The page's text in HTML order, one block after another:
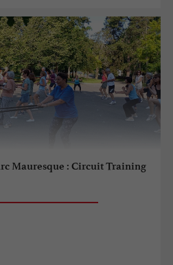
Mauresque : Circuit Training